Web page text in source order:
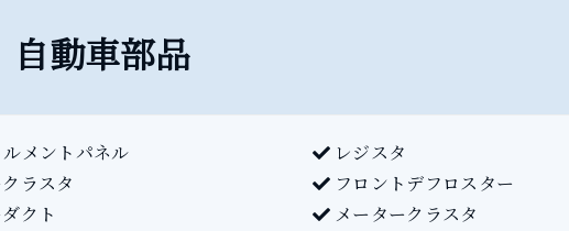
自動車部品
メントパネル
レジスタ
ラスタ
フロントデフロスター
クト
メータークラスタ